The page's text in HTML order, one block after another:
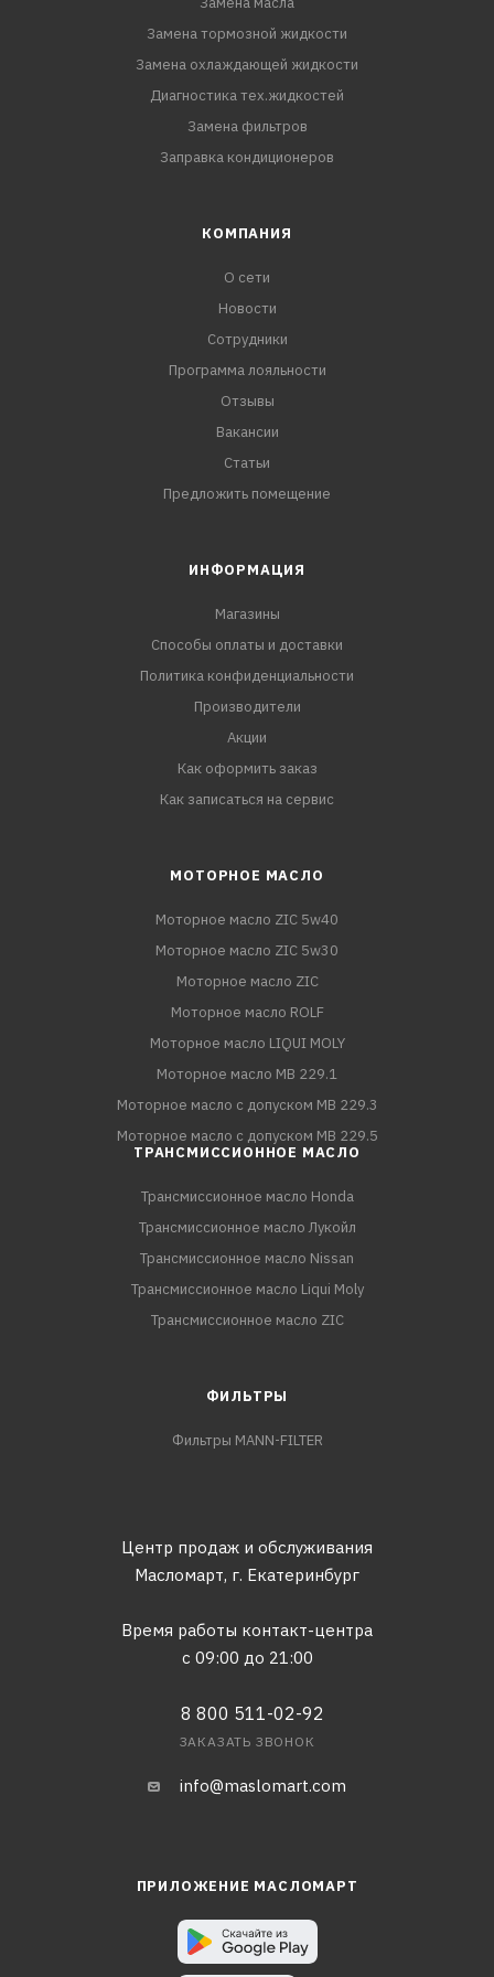
Замена тормозной жидкости
Замена охлаждающей жидкости
Диагностика тех.жидкостей
Замена фильтров
Заправка кондиционеров
КОМПАНИЯ
О сети
Новости
Сотрудники
Программа лояльности
Отзывы
Вакансии
Статьи
Предложить помещение
ИНФОРМАЦИЯ
Магазины
Способы оплаты и доставки
Политика конфиденциальности
Производители
Акции
Как оформить заказ
Как записаться на сервис
МОТОРНОЕ МАСЛО
Моторное масло ZIC 5w40
Моторное масло ZIC 5w30
Моторное масло ZIC
Моторное масло ROLF
Моторное масло LIQUI MOLY
Моторное масло MB 229.1
Моторное масло с допуском MB 229.3
Моторное масло с допуском MB 229.5
ТРАНСМИССИОННОЕ МАСЛО
Трансмиссионное масло Honda
Трансмиссионное масло Лукойл
Трансмиссионное масло Nissan
Трансмиссионное масло Liqui Moly
Трансмиссионное масло ZIC
ФИЛЬТРЫ
Фильтры MANN-FILTER
Центр продаж и обслуживания
Масломарт, г. Екатеринбург
Время работы контакт-центра
с 09:00 до 21:00
8 800 511-02-92
ЗАКАЗАТЬ ЗВОНОК
info@maslomart.com
ПРИЛОЖЕНИЕ МАСЛОМАРТ